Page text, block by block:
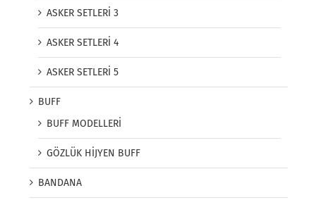
ASKER SETLERİ 3
ASKER SETLERİ 4
ASKER SETLERİ 5
BUFF
BUFF MODELLERİ
GÖZLÜK HİJYEN BUFF
BANDANA